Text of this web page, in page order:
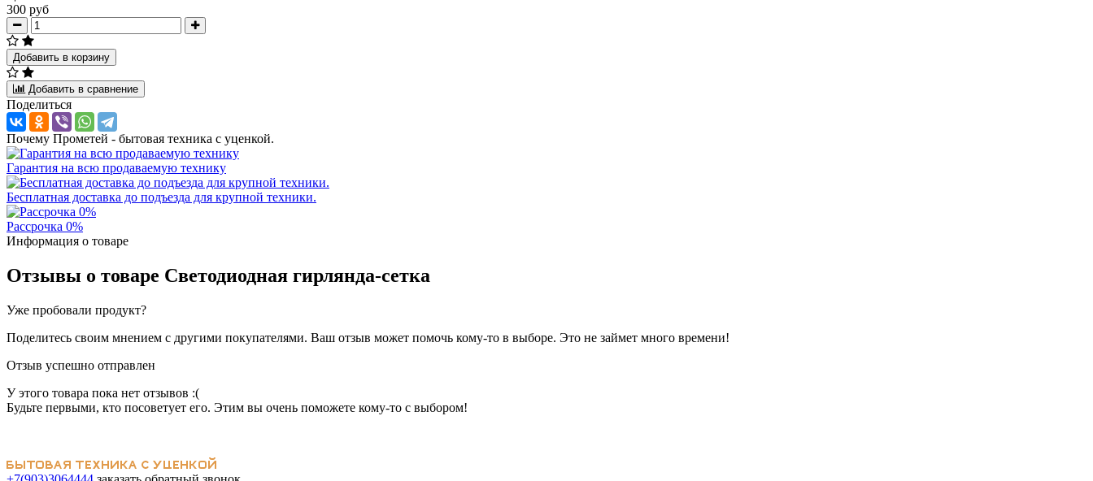
300 руб
Добавить в корзину
Добавить в сравнение
Поделиться
Почему Прометей - бытовая техника с уценкой.
Гарантия на всю продаваемую технику
Бесплатная доставка до подъезда для крупной техники.
Рассрочка 0%
Информация о товаре
Отзывы о товаре Светодиодная гирлянда-сетка
Уже пробовали продукт?
Поделитесь своим мнением с другими покупателями. Ваш отзыв может помочь кому-то в выборе. Это не займет много времени!
Отзыв успешно отправлен
У этого товара пока нет отзывов :(
Будьте первыми, кто посоветует его. Этим вы очень поможете кому-то с выбором!